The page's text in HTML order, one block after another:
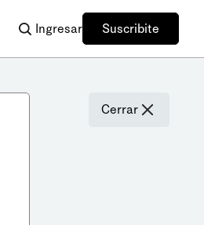
Ingresar Suscribite
Cerrar